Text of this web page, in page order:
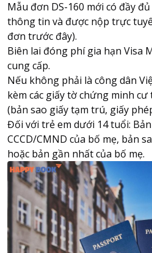
Mẫu đơn DS-160 mới có đầy
thông tin và được nộp trực
đơn trước đây).
Biên lai đóng phí gia hạn Visa
cung cấp.
Nếu không phải là công dân
kèm các giấy tờ chứng minh
(bản sao giấy tạm trú, giấy
Đối với trẻ em dưới 14 tuổi:
CCCD/CMND của bố mẹ, bản
hoặc bản gần nhất của bố mẹ.